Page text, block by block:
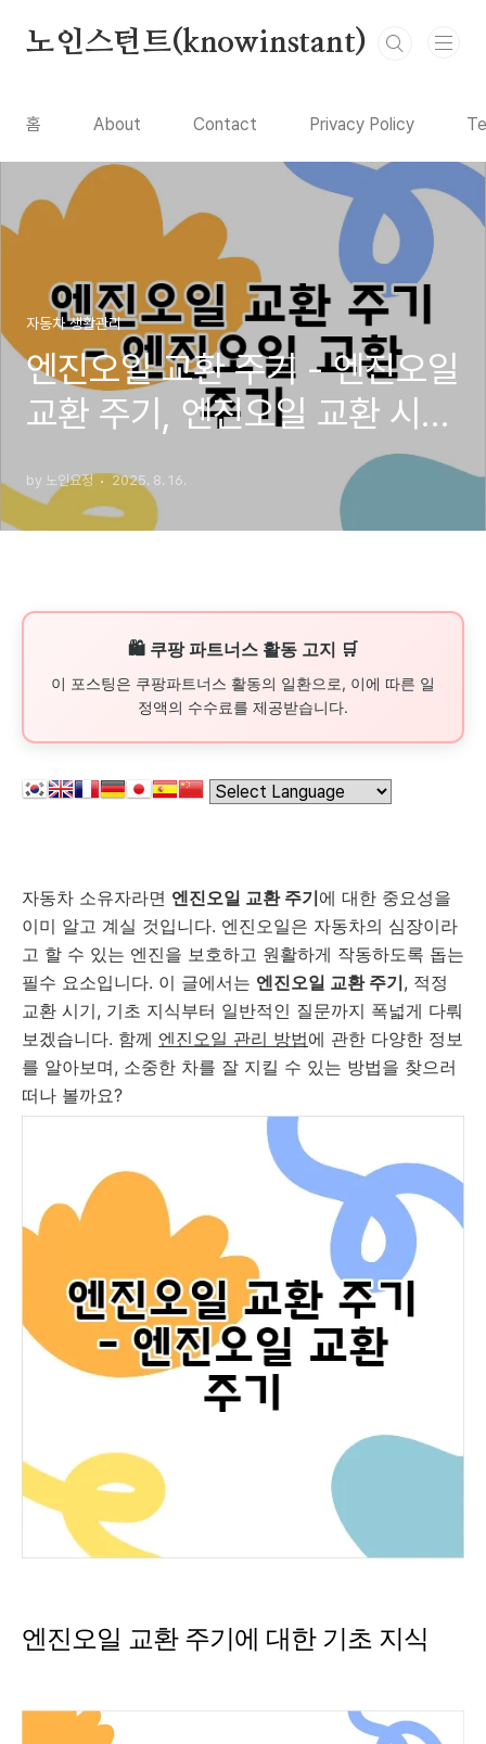
노인스턴트(knowinstant)
홈 About Contact Privacy Policy
자동차 생활관리
엔진오일 교환 주기 - 엔진오일
교환 주기, 엔진오일 교환 시
기, 엔진오일 교환 주기 FAQ,
엔진오일 교환 간격, 엔진오일
by 노인요정 2025. 8. 16.
🛍️ 쿠팡 파트너스 활동 고지 🛒
이 포스팅은 쿠팡파트너스 활동의 일환으로, 이에 따른 일
정액의 수수료를 제공받습니다.
자동차 소유자라면 엔진오일 교환 주기에 대한 중요성을
이미 알고 계실 것입니다. 엔진오일은 자동차의 심장이라
고 할 수 있는 엔진을 보호하고 원활하게 작동하도록 돕는
필수 요소입니다. 이 글에서는 엔진오일 교환 주기, 적정
교환 시기, 기초 지식부터 일반적인 질문까지 폭넓게 다뤄
보겠습니다. 함께 엔진오일 관리 방법에 관한 다양한 정보
를 알아보며, 소중한 차를 잘 지킬 수 있는 방법을 찾으러
떠나 볼까요?
엔진오일 교환 주기에 대한 기초 지식